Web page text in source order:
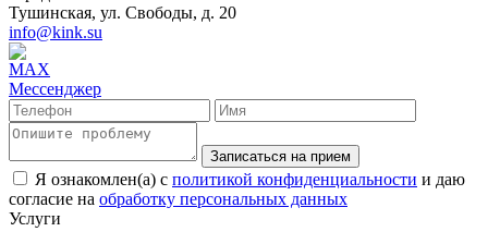
Тушинская, ул. Свободы, д. 20
info@kink.su
Записаться на прием
Я ознакомлен(а) с политикой конфиденциальности и даю
согласие на обработку персональных данных
Услуги